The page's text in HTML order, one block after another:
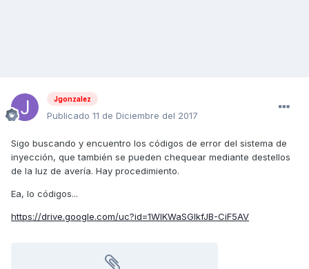
Jgonzalez
Publicado 11 de Diciembre del 2017
Sigo buscando y encuentro los códigos de error del sistema de
inyección, que también se pueden chequear mediante destellos
de la luz de avería. Hay procedimiento.
Ea, lo códigos...
https://drive.google.com/uc?id=1WIKWaSGlkfJB-CiF5AV